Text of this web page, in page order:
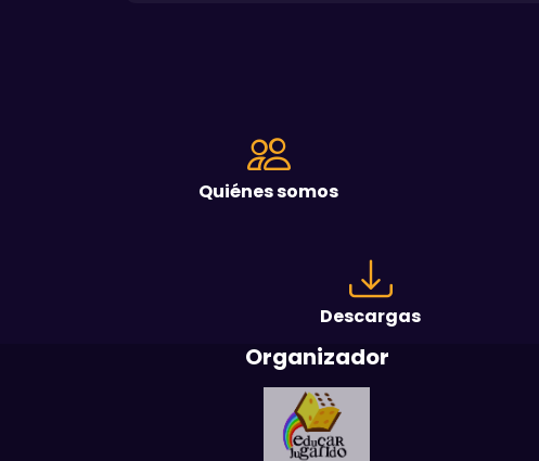
Quiénes somos
Descargas
Organizador